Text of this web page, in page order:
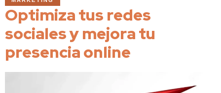
Optimiza tus redes
sociales y mejora tu
presencia online